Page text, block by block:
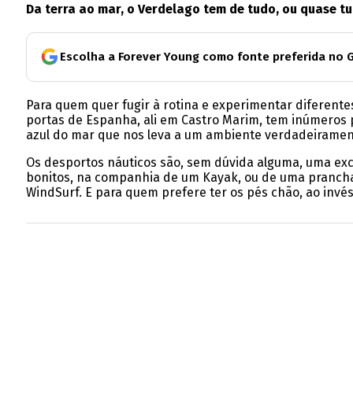
Da terra ao mar, o Verdelago tem de tudo, ou quase
Escolha a Forever Young como fonte preferida no
Para quem quer fugir à rotina e experimentar
portas de Espanha, ali em Castro Marim, tem
azul do mar que nos leva a um ambiente
Os desportos náuticos são, sem dúvida alguma, uma
bonitos, na companhia de um Kayak, ou de uma
WindSurf. E para quem prefere ter os pés chão, ao